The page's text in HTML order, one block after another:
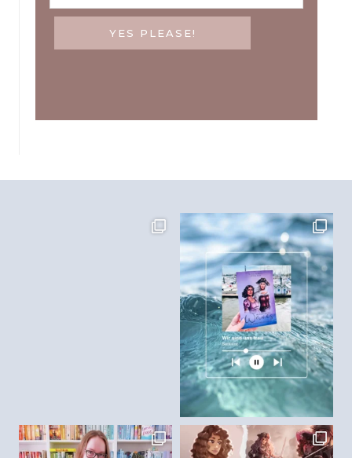
YES PLEASE!